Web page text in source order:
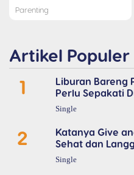
Parenting
Artikel Populer
1
Liburan Bareng
Perlu Sepakati
Single
2
Katanya Give
Sehat dan
Single